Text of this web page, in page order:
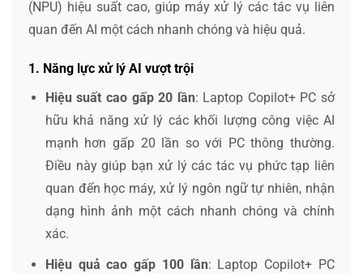
(NPU) hiệu suất cao, giúp máy xử lý các tác vụ liên
quan đến AI một cách nhanh chóng và hiệu quả.
1. Năng lực xử lý AI vượt trội
Hiệu suất cao gấp 20 lần: Laptop Copilot+ PC sở
hữu khả năng xử lý các khối lượng công việc AI
mạnh hơn gấp 20 lần so với PC thông thường.
Điều này giúp bạn xử lý các tác vụ phức tạp liên
quan đến học máy, xử lý ngôn ngữ tự nhiên, nhận
dạng hình ảnh một cách nhanh chóng và chính
xác.
Hiệu quả cao gấp 100 lần: Laptop Copilot+ PC